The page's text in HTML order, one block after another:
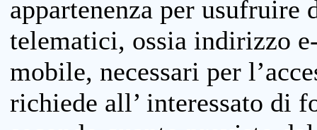
appartenenza per
telematici, ossia indirizzo
mobile, necessari per
richiede all’ interessato di